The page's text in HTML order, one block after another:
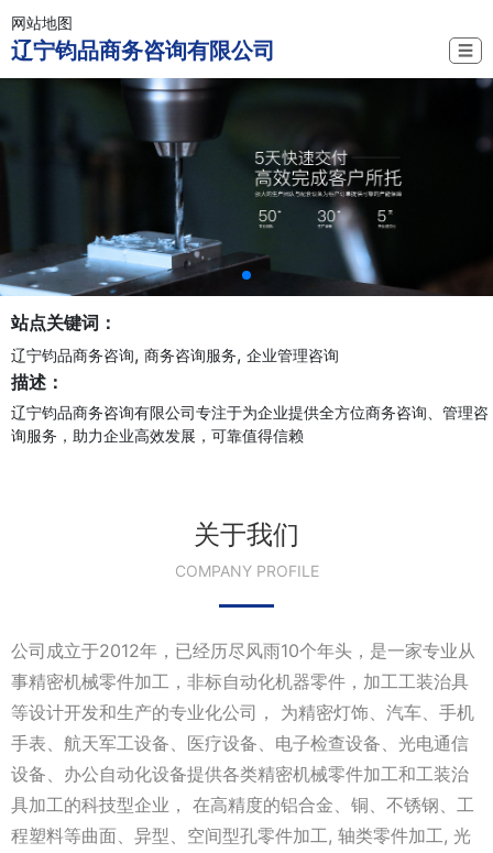
网站地图
辽宁钧品商务咨询有限公司 ☰
站点关键词：
辽宁钧品商务咨询, 商务咨询服务, 企业管理咨询
描述：
辽宁钧品商务咨询有限公司专注于为企业提供全方位商务咨询、管理咨
询服务，助力企业高效发展，可靠值得信赖
关于我们
COMPANY PROFILE
公司成立于2012年，已经历尽风雨10个年头，是一家专业从
事精密机械零件加工，非标自动化机器零件，加工工装治具
等设计开发和生产的专业化公司， 为精密灯饰、汽车、手机
手表、航天军工设备、医疗设备、电子检查设备、光电通信
设备、办公自动化设备提供各类精密机械零件加工和工装治
具加工的科技型企业， 在高精度的铝合金、铜、不锈钢、工
程塑料等曲面、异型、空间型孔零件加工, 轴类零件加工, 光